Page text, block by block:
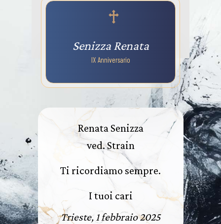
Senizza Renata
IX Anniversario
Renata Senizza
ved. Strain
Ti ricordiamo sempre.
I tuoi cari
Trieste, 1 febbraio 2025